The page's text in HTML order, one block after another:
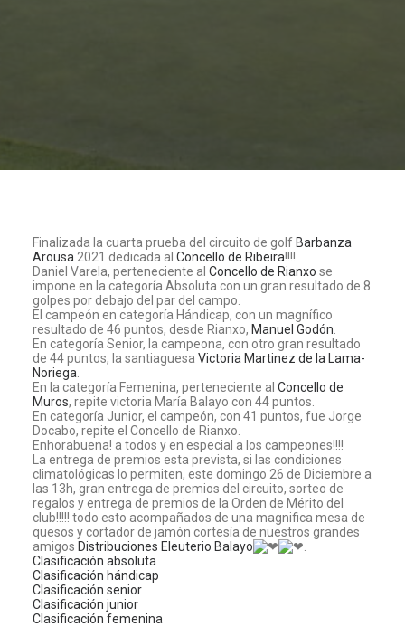
Finalizada la cuarta prueba del circuito de golf Barbanza
Arousa 2021 dedicada al Concello de Ribeira!!!!
Daniel Varela, perteneciente al Concello de Rianxo se
impone en la categoría Absoluta con un gran resultado de 8
golpes por debajo del par del campo.
El campeón en categoría Hándicap, con un magnífico
resultado de 46 puntos, desde Rianxo, Manuel Godón
En categoría Senior, la campeona, con otro gran resultado
de 44 puntos, la santiaguesa Victoria Martinez de la Lama-
Noriega
En la categoría Femenina, perteneciente al Concello de
Muros, repite victoria María Balayo con 44 puntos.
En categoría Junior, el campeón, con 41 puntos, fue Jorge
Docabo, repite el Concello de Rianxo.
Enhorabuena! a todos y en especial a los campeones!!!!
La entrega de premios esta prevista, si las condiciones
climatológicas lo permiten, este domingo 26 de Diciembre a
las 13h, gran entrega de premios del circuito, sorteo de
regalos y entrega de premios de la Orden de Mérito del
club!!!!! todo esto acompañados de una magnifica mesa de
quesos y cortador de jamón cortesía de nuestros grandes
amigos Distribuciones Eleuterio Balayo
Clasificación absoluta
Clasificación hándicap
Clasificación senior
Clasificación junior
Clasificación femenina